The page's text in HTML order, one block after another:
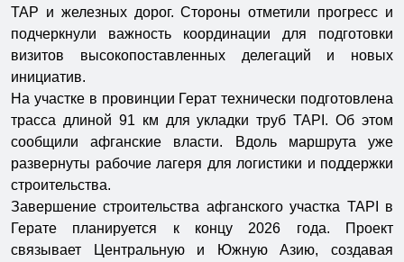
TAP и железных дорог. Стороны отметили прогресс и
подчеркнули важность координации для подготовки
визитов высокопоставленных делегаций и новых
инициатив.
На участке в провинции Герат технически подготовлена
трасса длиной 91 км для укладки труб TAPI. Об этом
сообщили афганские власти. Вдоль маршрута уже
развернуты рабочие лагеря для логистики и поддержки
строительства.
Завершение строительства афганского участка TAPI в
Герате планируется к концу 2026 года. Проект
связывает Центральную и Южную Азию, создавая